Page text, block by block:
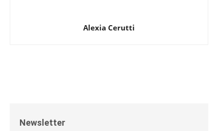
Alexia Cerutti
Newsletter